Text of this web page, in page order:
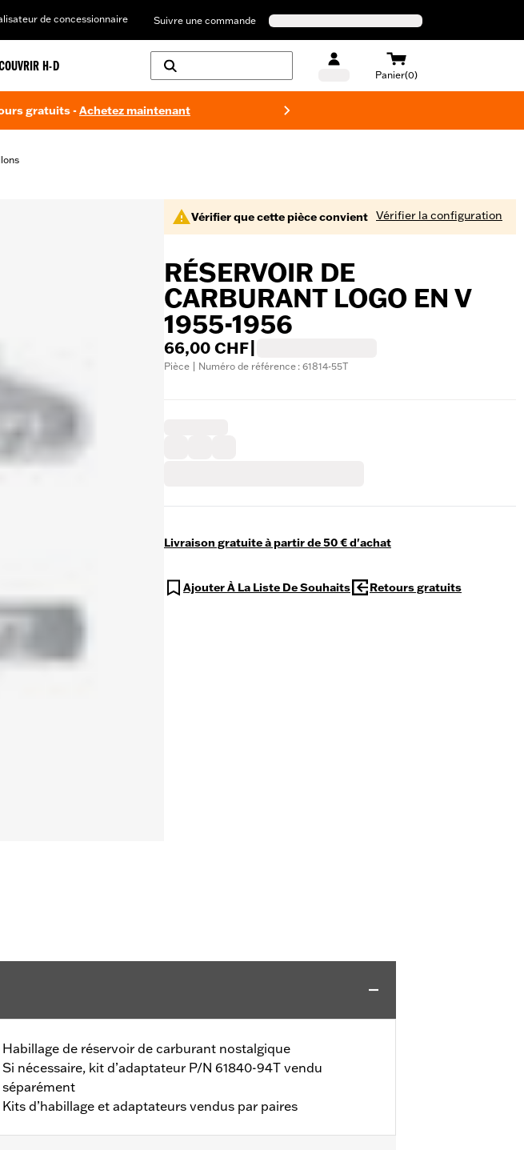
de concessionnaire Suivre une commande
H-D
Panier(0)
gratuits -Achetez maintenant
Vérifier que cette pièce convient Vérifier la configuration
RÉSERVOIR DE
CARBURANT LOGO EN V
1955-1956
66,00 CHF
Pièce | Numéro de référence : 61814-55T
Livraison gratuite à partir de 50 € d'achat
Ajouter À La Liste De Souhaits Retours gratuits
Habillage de réservoir de carburant nostalgique
Si nécessaire, kit d’adaptateur P/N 61840-94T vendu
séparément
Kits d’habillage et adaptateurs vendus par paires